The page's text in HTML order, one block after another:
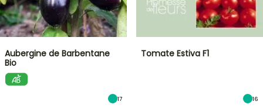
Aubergine de Barbentane
Bio
17
Tomate Estiva F1
16